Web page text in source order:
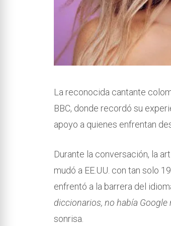
La reconocida cantante
BBC, donde recordó su
apoyo a quienes enfrentan
Durante la conversación, la
mudó a EE.UU. con tan solo
enfrentó a la barrera del
diccionarios, no había Google
sonrisa.